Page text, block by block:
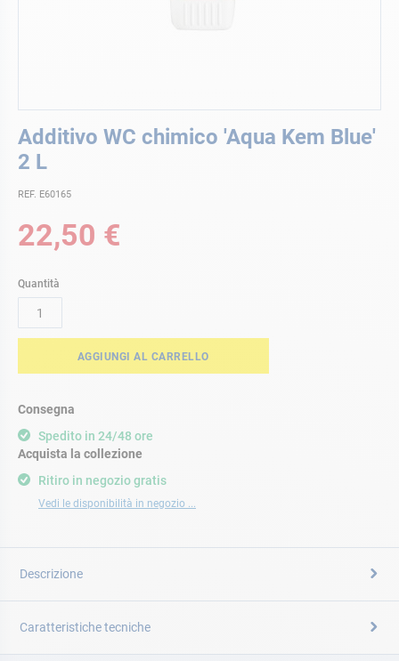
Additivo WC chimico 'Aqua Kem Blue'
2 L
REF. E60165
22,50 €
Quantità
AGGIUNGI AL CARRELLO
Consegna
Spedito in 24/48 ore
Ritiro in negozio gratis
Vedi le disponibilità in negozio ...
Acquista la collezione
all'inizio
della
galleria
di
Descrizione
Caratteristiche tecniche